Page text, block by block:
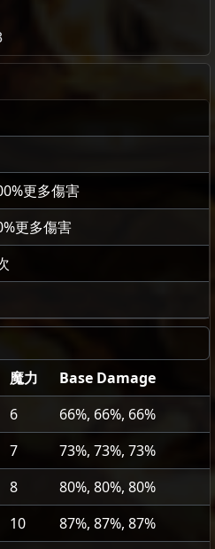
%更多傷害
%更多傷害
魔力
Base Damage
6
66%, 66%, 66%
7
73%, 73%, 73%
8
80%, 80%, 80%
10
87%, 87%, 87%